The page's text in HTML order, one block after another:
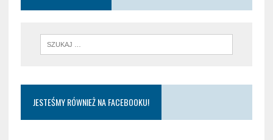
JESTEŚMY RÓWNIEŻ NA FACEBOOKU!